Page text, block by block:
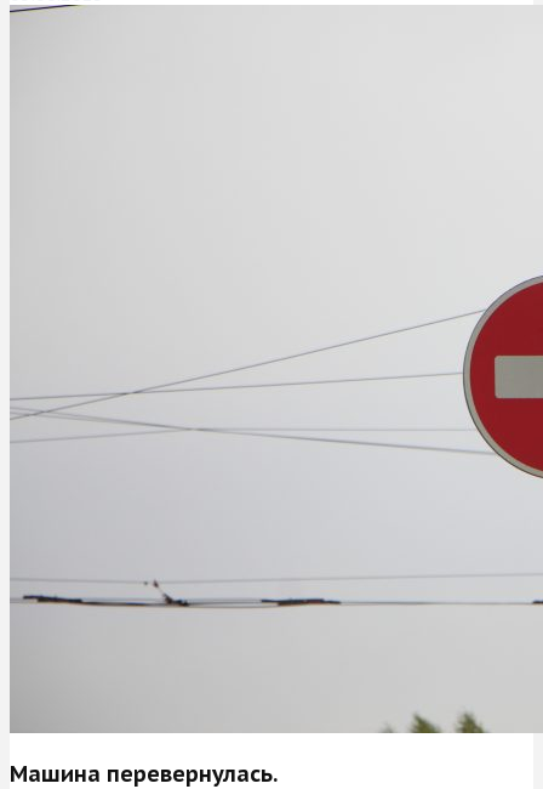
Машина перевернулась.